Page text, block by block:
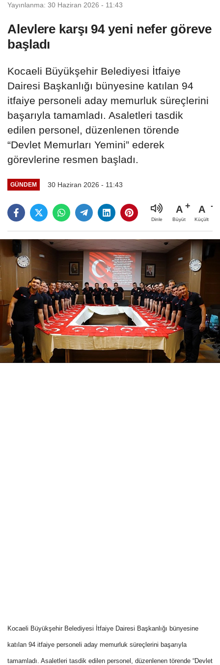
Yayınlanma: 30 Haziran 2026 - 11:43
Alevlere karşı 94 yeni nefer göreve
başladı
Kocaeli Büyükşehir Belediyesi İtfaiye
Dairesi Başkanlığı bünyesine katılan 94
itfaiye personeli aday memurluk süreçlerini
başarıyla tamamladı. Asaletleri tasdik
edilen personel, düzenlenen törende
“Devlet Memurları Yemini” ederek
görevlerine resmen başladı.
GÜNDEM 30 Haziran 2026 - 11:43
Dinle
A
Büyüt
A
Küçült
Kocaeli Büyükşehir Belediyesi İtfaiye Dairesi Başkanlığı bünyesine
katılan 94 itfaiye personeli aday memurluk süreçlerini başarıyla
tamamladı. Asaletleri tasdik edilen personel, düzenlenen törende “Devlet